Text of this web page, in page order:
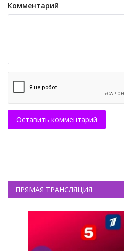
Комментарий
Оставить комментарий
ПРЯМАЯ ТРАНСЛЯЦИЯ